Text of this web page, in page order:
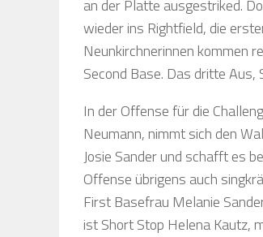
an der Platte ausgestriked.
wieder ins Rightfield, die
Neunkirchnerinnen kommen
Second Base. Das dritte
In der Offense für die
Neumann, nimmt sich den
Josie Sander und schafft es
Offense übrigens auch
First Basefrau Melanie
ist Short Stop Helena Kautz,